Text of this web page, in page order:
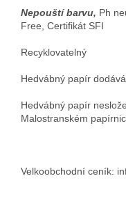
Nepouští barvu, Ph
Free Certifikát SFI
Recyklovatelný
Hedvábný papír
Hedvábný papír
Malostranském
Velkoobchodní ceník: